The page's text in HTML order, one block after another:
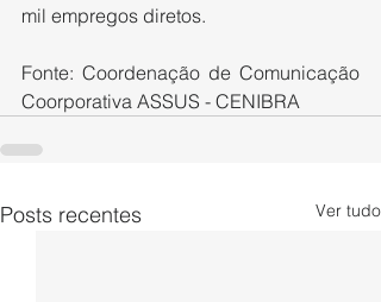
mil empregos diretos.
Fonte: Coordenação de Comunicação
Coorporativa ASSUS - CENIBRA
Posts recentes Ver tudo